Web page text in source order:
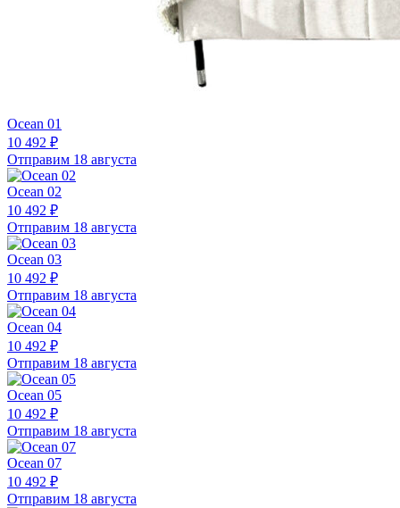
Ocean 01
10 492 ₽
Отправим 18 августа
Ocean 02
10 492 ₽
Отправим 18 августа
Ocean 03
10 492 ₽
Отправим 18 августа
Ocean 04
10 492 ₽
Отправим 18 августа
Ocean 05
10 492 ₽
Отправим 18 августа
Ocean 07
10 492 ₽
Отправим 18 августа